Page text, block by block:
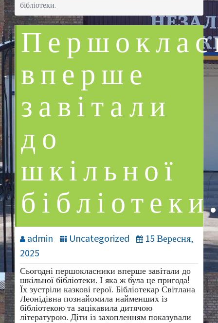
бібліотеки.
вперше
завітали
до
шкільної
admin Uncategorized
15 Вересня,
2025
Сьогодні першокласники вперше завітали до
шкільної бібліотеки. І яка ж була це пригода!
Їх зустріли казкові герої. Бібліотекар Світлана
Леонідівна познайомила найменших із
бібліотекою та зацікавила дитячою
літературою. Діти із захопленням показували